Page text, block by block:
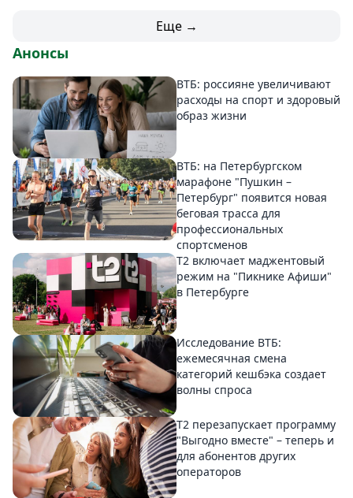
Еще →
Анонсы
ВТБ: россияне увеличивают
расходы на спорт и здоровый
образ жизни
ВТБ: на Петербургском
марафоне "Пушкин –
Петербург" появится новая
беговая трасса для
профессиональных
спортсменов
Т2 включает маджентовый
режим на "Пикнике Афиши"
в Петербурге
Исследование ВТБ:
ежемесячная смена
категорий кешбэка создает
волны спроса
Т2 перезапускает программу
"Выгодно вместе" – теперь и
для абонентов других
операторов